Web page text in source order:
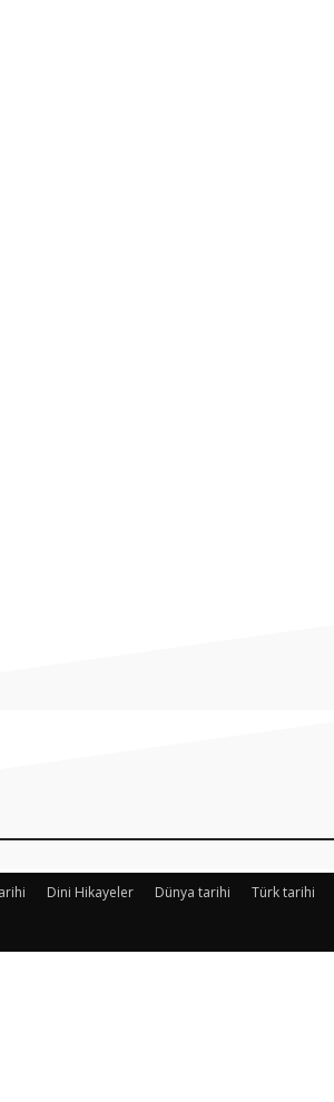
Dini Hikayeler Dünya tarihi Türk tarihi